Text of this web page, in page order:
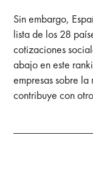
Sin embargo,
lista de los 28
cotizaciones
abajo en este
empresas sobre
contribuye con